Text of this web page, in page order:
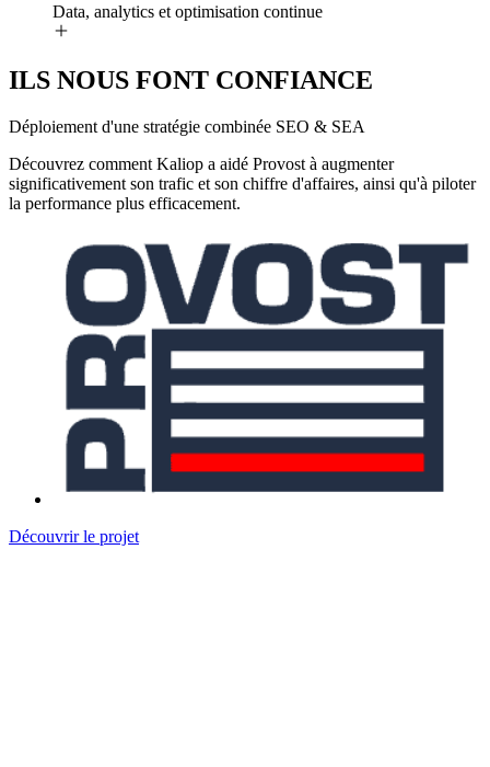
Data, analytics et optimisation continue
ILS NOUS FONT CONFIANCE
Déploiement d'une stratégie combinée SEO & SEA
Découvrez comment Kaliop a aidé Provost à augmenter
significativement son trafic et son chiffre d'affaires, ainsi qu'à piloter
la performance plus efficacement.
Découvrir le projet